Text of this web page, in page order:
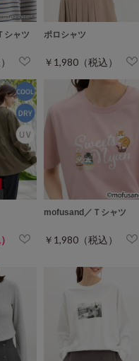
シャツ ポロシャツ
￥1,980（税込）
mofusand／Ｔシャツ
￥1,980（税込）